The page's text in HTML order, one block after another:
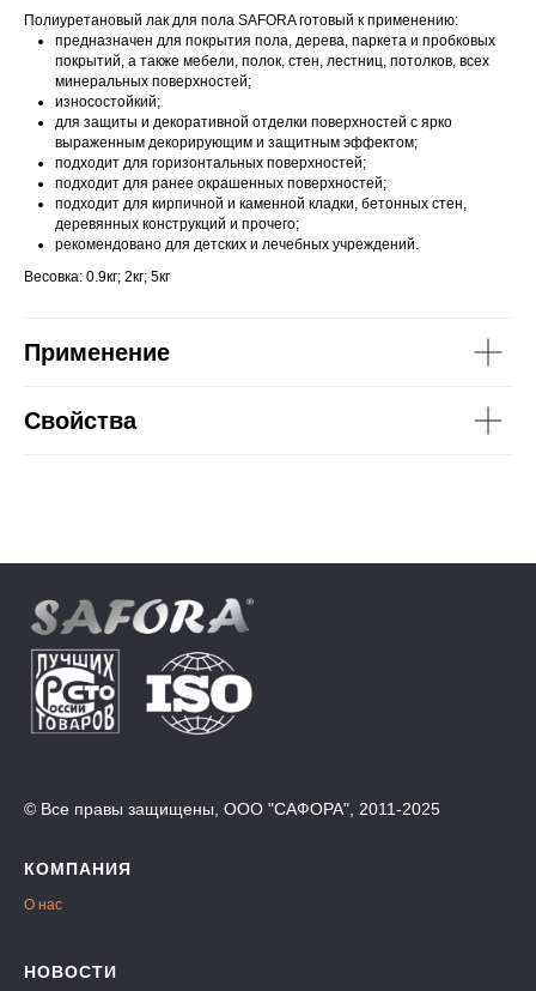
Полиуретановый лак для пола SAFORA готовый к применению:
предназначен для покрытия пола, дерева, паркета и пробковых
покрытий, а также мебели, полок, стен, лестниц, потолков, всех
минеральных поверхностей;
износостойкий;
для защиты и декоративной отделки поверхностей с ярко
выраженным декорирующим и защитным эффектом;
подходит для горизонтальных поверхностей;
подходит для ранее окрашенных поверхностей;
подходит для кирпичной и каменной кладки, бетонных стен,
деревянных конструкций и прочего;
рекомендовано для детских и лечебных учреждений.
Весовка: 0.9кг; 2кг; 5кг
Применение
Свойства
© Все правы защищены, ООО "САФОРА", 2011-2025
КОМПАНИЯ
О нас
НОВОСТИ